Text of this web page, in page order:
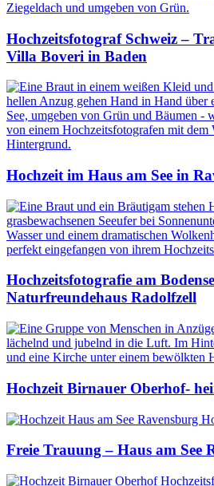
Hochzeitsfotograf Schweiz –
Villa Boveri in Baden
Hochzeit im Haus am See in
Hochzeitsfotografie am
Naturfreundehaus Radolfzell
Hochzeit Birnauer Oberhof-
Freie Trauung – Haus am See